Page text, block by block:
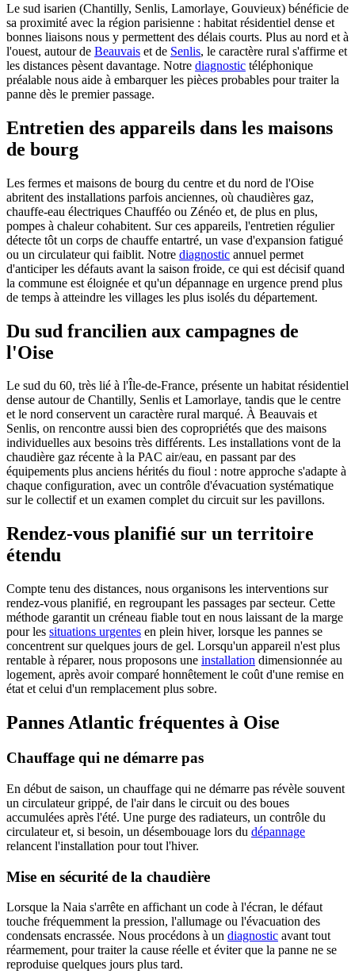
Le sud isarien (Chantilly, Senlis, Lamorlaye, Gouvieux) bénéficie de
sa proximité avec la région parisienne : habitat résidentiel dense et
bonnes liaisons nous y permettent des délais courts. Plus au nord et à
l'ouest, autour de Beauvais et de Senlis, le caractère rural s'affirme et
les distances pèsent davantage. Notre diagnostic téléphonique
préalable nous aide à embarquer les pièces probables pour traiter la
panne dès le premier passage.
Entretien des appareils dans les maisons
de bourg
Les fermes et maisons de bourg du centre et du nord de l'Oise
abritent des installations parfois anciennes, où chaudières gaz,
chauffe-eau électriques Chaufféo ou Zénéo et, de plus en plus,
pompes à chaleur cohabitent. Sur ces appareils, l'entretien régulier
détecte tôt un corps de chauffe entartré, un vase d'expansion fatigué
ou un circulateur qui faiblit. Notre diagnostic annuel permet
d'anticiper les défauts avant la saison froide, ce qui est décisif quand
la commune est éloignée et qu'un dépannage en urgence prend plus
de temps à atteindre les villages les plus isolés du département.
Du sud francilien aux campagnes de
l'Oise
Le sud du 60, très lié à l'Île-de-France, présente un habitat résidentiel
dense autour de Chantilly, Senlis et Lamorlaye, tandis que le centre
et le nord conservent un caractère rural marqué. À Beauvais et
Senlis, on rencontre aussi bien des copropriétés que des maisons
individuelles aux besoins très différents. Les installations vont de la
chaudière gaz récente à la PAC air/eau, en passant par des
équipements plus anciens hérités du fioul : notre approche s'adapte à
chaque configuration, avec un contrôle d'évacuation systématique
sur le collectif et un examen complet du circuit sur les pavillons.
Rendez-vous planifié sur un territoire
étendu
Compte tenu des distances, nous organisons les interventions sur
rendez-vous planifié, en regroupant les passages par secteur. Cette
méthode garantit un créneau fiable tout en nous laissant de la marge
pour les situations urgentes en plein hiver, lorsque les pannes se
concentrent sur quelques jours de gel. Lorsqu'un appareil n'est plus
rentable à réparer, nous proposons une installation dimensionnée au
logement, après avoir comparé honnêtement le coût d'une remise en
état et celui d'un remplacement plus sobre.
Pannes Atlantic fréquentes à Oise
Chauffage qui ne démarre pas
En début de saison, un chauffage qui ne démarre pas révèle souvent
un circulateur grippé, de l'air dans le circuit ou des boues
accumulées après l'été. Une purge des radiateurs, un contrôle du
circulateur et, si besoin, un désembouage lors du dépannage
relancent l'installation pour tout l'hiver.
Mise en sécurité de la chaudière
Lorsque la Naia s'arrête en affichant un code à l'écran, le défaut
touche fréquemment la pression, l'allumage ou l'évacuation des
condensats encrassée. Nous procédons à un diagnostic avant tout
réarmement, pour traiter la cause réelle et éviter que la panne ne se
reproduise quelques jours plus tard.